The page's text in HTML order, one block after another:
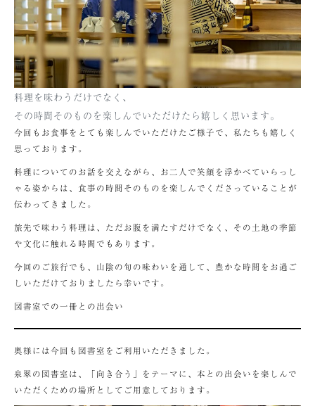
料理を味わうだけでなく、
その時間そのものを楽しんでいただけたら嬉しく思います。
今回もお食事をとても楽しんでいただけたご様子で、私たちも嬉しく
思っております。
料理についてのお話を交えながら、お二人で笑顔を浮かべていらっし
ゃる姿からは、食事の時間そのものを楽しんでくださっていることが
伝わってきました。
旅先で味わう料理は、ただお腹を満たすだけでなく、その土地の季節
や文化に触れる時間でもあります。
今回のご旅行でも、山陰の旬の味わいを通して、豊かな時間をお過ご
しいただけておりましたら幸いです。
図書室での一冊との出会い
奥様には今回も図書室をご利用いただきました。
泉翠の図書室は、「向き合う」をテーマに、本との出会いを楽しんで
いただくための場所としてご用意しております。